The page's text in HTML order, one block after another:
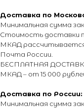
Доставка по
Минимальная сумма
Стоимость доставки
МКАД рассчитывается
Почта России.
БЕСПЛАТНАЯ
МКАД – от 15 000
Доставка по России:
Минимальная сумма